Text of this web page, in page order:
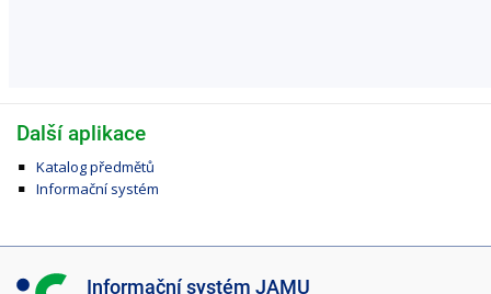
Další aplikace
Katalog předmětů
Informační systém
I Informační systém JAMU